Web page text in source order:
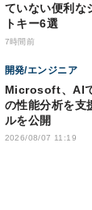
ていない便利な
トキー6選
7時間前
開発/エンジニア
Microsoft、AI
の性能分析を支
ルを公開
2026/08/07 11:19